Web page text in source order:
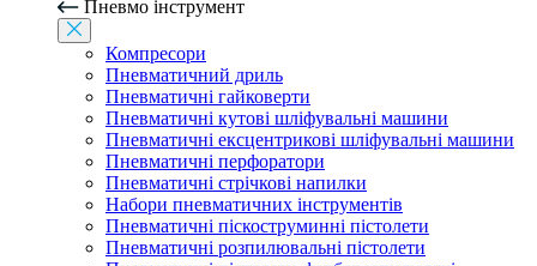
Пневмо інструмент
Компресори
Пневматичний дриль
Пневматичні гайковерти
Пневматичні кутові шліфувальні машини
Пневматичні ексцентрикові шліфувальні машини
Пневматичні перфоратори
Пневматичні стрічкові напилки
Набори пневматичних інструментів
Пневматичні піскоструминні пістолети
Пневматичні розпилювальні пістолети